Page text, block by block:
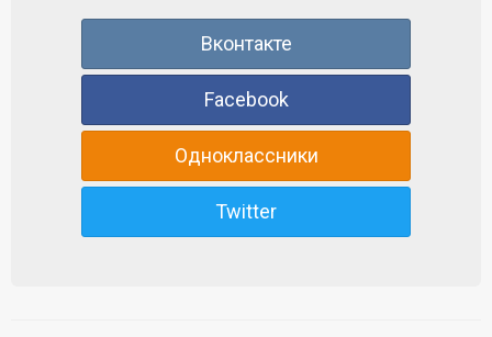
Вконтакте
Facebook
Одноклассники
Twitter